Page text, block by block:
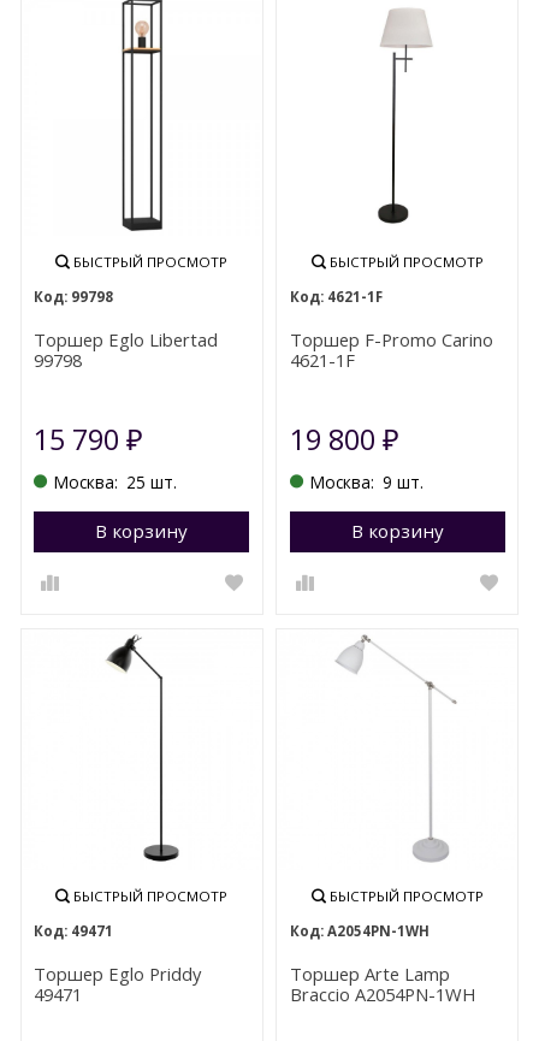
БЫСТРЫЙ ПРОСМОТР
99798
Торшер Eglo Libertad
99798
15 790₽
Москва: 25 шт.
В корзину Перейти в корзину
БЫСТРЫЙ ПРОСМОТР
4621-1F
Торшер F-Promo Carino
4621-1F
19 800 ₽
Москва: 9 шт.
В корзину
БЫСТРЫЙ ПРОСМОТР
49471
Торшер Eglo Priddy
49471
БЫСТРЫЙ ПРОСМОТР
A2054PN-1WH
Торшер Arte Lamp
Braccio A2054PN-1WH